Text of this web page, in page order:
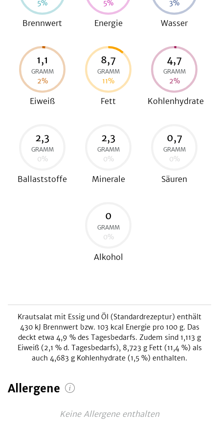
5%
Brennwert
5%
Energie
3%
Wasser
1,1
GRAMM
2%
Eiweiß
8,7
GRAMM
11%
Fett
4,7
GRAMM
2%
Kohlenhydrate
2,3
GRAMM
0%
Ballaststoffe
2,3
GRAMM
0%
Minerale
0,7
GRAMM
0%
Säuren
0
GRAMM
0%
Alkohol
Krautsalat mit Essig und Öl (Standardrezeptur) enthält
430 kJ Brennwert bzw. 103 kcal Energie pro 100 g. Das
deckt etwa 4,9 % des Tagesbedarfs. Zudem sind 1,113 g
Eiweiß (2,1 % d. Tagesbedarfs), 8,723 g Fett (11,4%) als
auch 4,683 g Kohlenhydrate (1,5 %) enthalten.
Allergene
Keine Allergene enthalten